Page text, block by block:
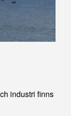
industri finns